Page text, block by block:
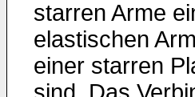
starren Arme
elastischen
einer starren